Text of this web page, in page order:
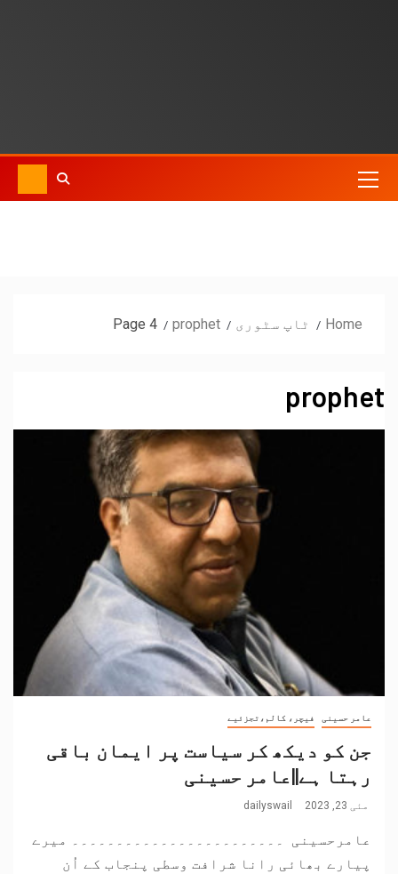
Home ٹاپ سٹوری prophet
Page 4
prophet
عامر حسینی فیچر، کالم،تجزئیے
جن کو دیکھ کر سیاست پر ایمان باقی
رہتا ہے||عامر حسینی
مئی 23, 2023 dailyswail
عامرحسینی ۔۔۔۔۔۔۔۔۔۔۔۔۔۔۔۔۔۔۔۔۔۔۔۔ میرے
پیارے بھائی رانا شرافت وسطی پنجاب کے اُن